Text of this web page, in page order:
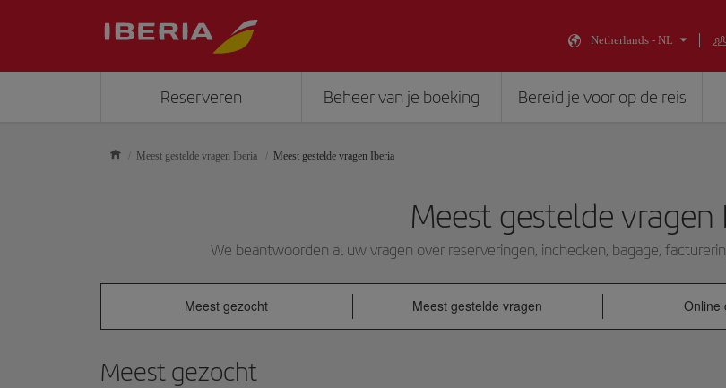
Netherlands - NL
Reserveren Beheer van je boeking Bereid je voor op de reis
Meest gestelde vragen Iberia Meest gestelde vragen Iberia
Meest gestelde vragen
We beantwoorden al uw vragen over reserveringen, inchecken, bagage,
Meest gezocht Meest gestelde vragen Online
Meest gezocht